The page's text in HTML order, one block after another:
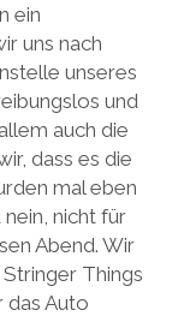
ein
uns nach
unseres
und
auch die
dass es die
mal eben
nicht für
Abend. Wir
Things
das Auto